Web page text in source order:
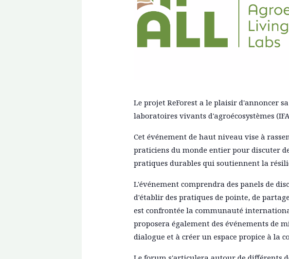
Le projet ReForest a le plaisir d'annoncer
laboratoires vivants d'agroécosystèmes
Cet événement de haut niveau vise à
praticiens du monde entier pour discuter
pratiques durables qui soutiennent la
L'événement comprendra des panels de
d'établir des pratiques de pointe, de
est confrontée la communauté
proposera également des événements de
dialogue et à créer un espace propice à la